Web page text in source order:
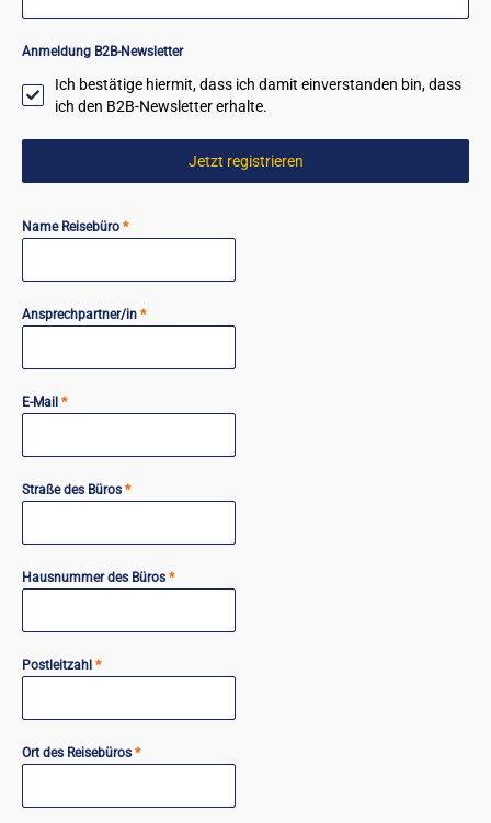
Anmeldung B2B-Newsletter
Ich bestätige hiermit, dass ich damit einverstanden bin, dass
ich den B2B-Newsletter erhalte.
Jetzt registrieren
Name Reisebüro *
Ansprechpartner/in *
E-Mail *
Straße des Büros *
Hausnummer des Büros *
Postleitzahl *
Ort des Reisebüros *